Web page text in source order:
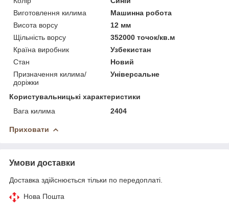
Виготовлення килима
Машинна робота
Висота ворсу
12 мм
Щільність ворсу
352000 точок/кв.м
Країна виробник
Узбекистан
Стан
Новий
Призначення килима/
доріжки
Універсальне
Користувальницькі характеристики
Вага килима
2404
Приховати
Умови доставки
Доставка здійснюється тільки по передоплаті.
Нова Пошта